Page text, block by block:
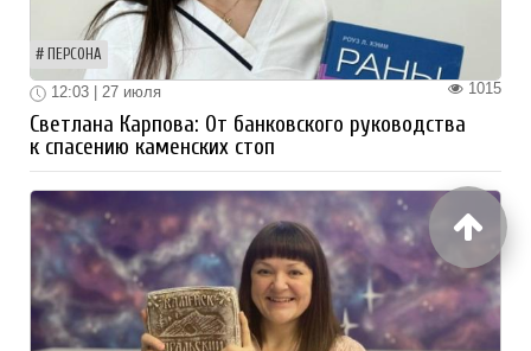
ПЕРСОНА
1015
12:03 | 27 июля
Светлана Карпова: От банковского руководства
к спасению каменских стоп